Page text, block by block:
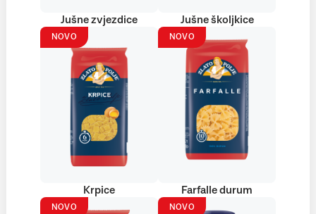
Jušne zvjezdice Jušne školjkice
NOVO
Krpice
NOVO
Farfalle durum
NOVO NOVO